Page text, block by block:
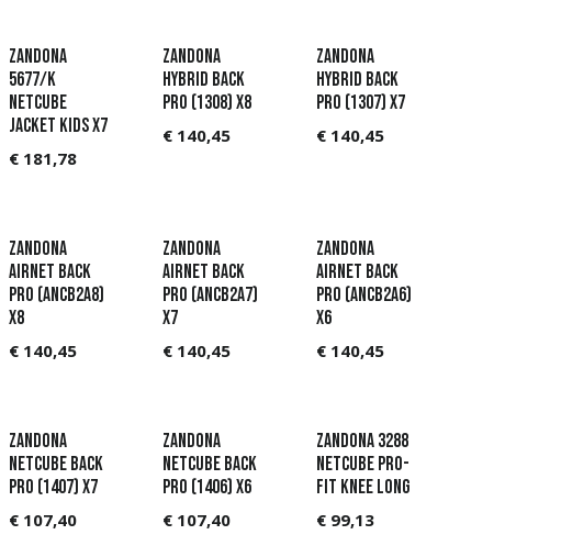
Zandona
5677/K
Netcube
jacket kids X7
€ 181,78
Zandona
Hybrid Back
Pro (1308) X8
€ 140,45
Zandona
Hybrid Back
Pro (1307) X7
€ 140,45
Zandona
AIRnet Back
Pro (ANCB2A8)
X8
€ 140,45
Zandona
AIRnet Back
Pro (ANCB2A7)
X7
€ 140,45
Zandona
AIRnet Back
Pro (ANCB2A6)
X6
€ 140,45
Zandona
Netcube back
Pro (1407) X7
€ 107,40
Zandona
Netcube back
Pro (1406) X6
€ 107,40
Zandona 3288
Netcube Pro-
Fit Knee Long
€ 99,13